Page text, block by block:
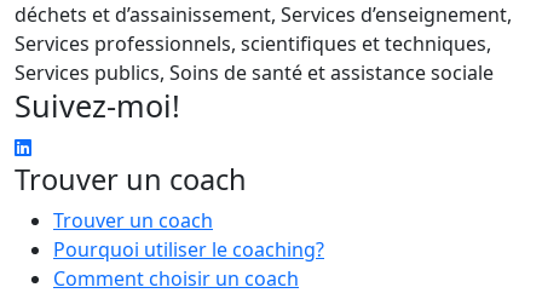
déchets et d’assainissement, Services d’enseignement,
Services professionnels, scientifiques et techniques,
Services publics, Soins de santé et assistance sociale
Suivez-moi!
Trouver un coach
Trouver un coach
Pourquoi utiliser le coaching?
Comment choisir un coach